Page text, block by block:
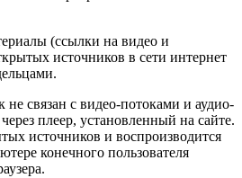
(ссылки на видео и
источников в сети интернет
связан с видео-потоками и аудио-
плеер, установленный на сайте.
источников и воспроизводится
конечного пользователя